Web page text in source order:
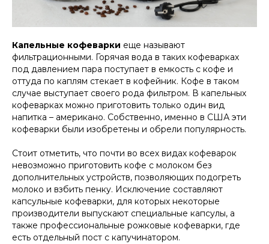
Капельные кофеварки еще называют
фильтрационными. Горячая вода в таких кофеварках
под давлением пара поступает в емкость с кофе и
оттуда по каплям стекает в кофейник. Кофе в таком
случае выступает своего рода фильтром. В капельных
кофеварках можно приготовить только один вид
напитка – американо. Собственно, именно в США эти
кофеварки были изобретены и обрели популярность.
Стоит отметить, что почти во всех видах кофеварок
невозможно приготовить кофе с молоком без
дополнительных устройств, позволяющих подогреть
молоко и взбить пенку. Исключение составляют
капсульные кофеварки, для которых некоторые
производители выпускают специальные капсулы, а
также профессиональные рожковые кофеварки, где
есть отдельный пост с капучинатором.